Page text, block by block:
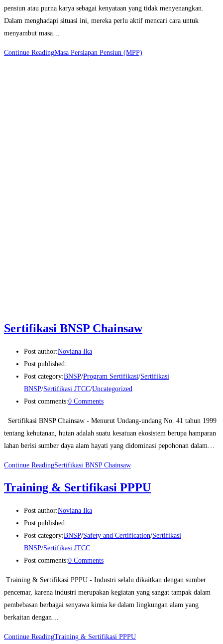
pensiun atau purna karya sebagai kenyataan yang tidak menyenangkan.
Dalam menghadapi situasi ini, mereka perlu aktif mencari cara untuk
menyambut masa…
Continue ReadingMasa Persiapan Pensiun (MPP)
Sertifikasi BNSP Chainsaw
Post author:Noviana Ika
Post published:
Post category:BNSP/Program Sertifikasi/Sertifikasi
BNSP/Sertifikasi JTCC/Uncategorized
Post comments:0 Comments
Sertifikasi BNSP Chainsaw - Menurut Undang-undang No. 41 tahun 1999
tentang kehutanan, hutan adalah suatu kesatuan ekosistem berupa hamparan
lahan berisi sumber daya alam hayati yang didominasi pepohonan dalam…
Continue ReadingSertifikasi BNSP Chainsaw
Training & Sertifikasi PPPU
Post author:Noviana Ika
Post published:
Post category:BNSP/Safety and Certification/Sertifikasi
BNSP/Sertifikasi JTCC
Post comments:0 Comments
Training & Sertifikasi PPPU - Industri selalu dikaitkan dengan sumber
pencemar, karena industri merupakan kegiatan yang sangat tampak dalam
pembebasan berbagai senyawa kimia ke dalam lingkungan alam yang
berkaitan dengan…
Continue ReadingTraining & Sertifikasi PPPU